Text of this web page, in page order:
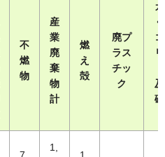
不
燃
物
産
業
廃
棄
物
計
燃
え
殻
廃プ
ラス
チッ
ク
1,